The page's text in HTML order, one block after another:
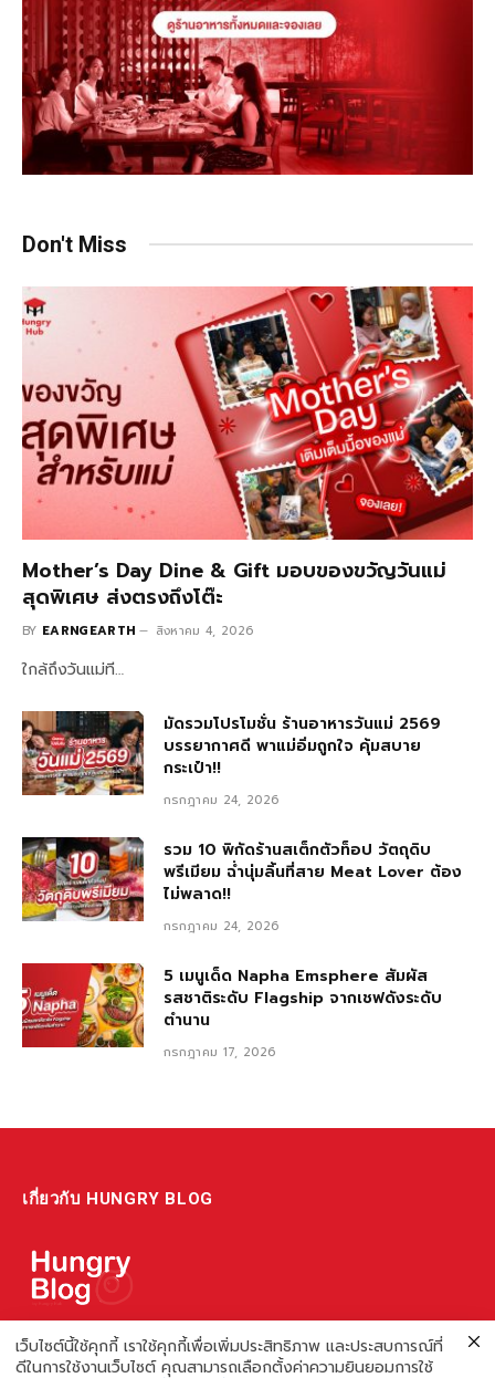
Don't Miss
Mother’s Day Dine & Gift มอบของขวัญวันแม่
สุดพิเศษ ส่งตรงถึงโต๊ะ
BY EARNGEARTH สิงหาคม 4, 2026
ใกล้ถึงวันแม่ที…
มัดรวมโปรโมชั่น ร้านอาหารวันแม่ 2569
บรรยากาศดี พาแม่อิ่มถูกใจ คุ้มสบาย
กระเป๋า!!
กรกฎาคม 24, 2026
รวม 10 พิกัดร้านสเต็กตัวท็อป วัตถุดิบ
พรีเมียม ฉ่ำนุ่มลิ้นที่สาย Meat Lover ต้อง
ไม่พลาด!!
กรกฎาคม 24, 2026
5 เมนูเด็ด Napha Emsphere สัมผัส
รสชาติระดับ Flagship จากเชฟดังระดับ
ตำนาน
กรกฎาคม 17, 2026
เกี่ยวกับ HUNGRY BLOG
แหล่งรวมข้อมูล ข่าวสาร เกี่ยวกับร้านอาหารและเรื่องกิน ไม่ว่าจะเป็น
รีวิว ชี้เป้า รวมถึงความรู้ต่างๆ ที่เราอยากแชร์!
เว็บไซต์นี้ใช้คุกกี้ เราใช้คุกกี้เพื่อเพิ่มประสิทธิภาพ และประสบการณ์ที่
ดีในการใช้งานเว็บไซต์ คุณสามารถเลือกตั้งค่าความยินยอมการใช้